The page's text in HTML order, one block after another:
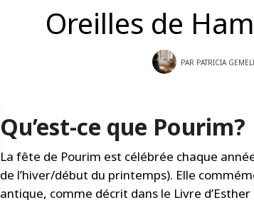
Oreilles de
PAR PATRICIA
Qu’est-ce que Pourim?
La fête de Pourim est célébrée chaque
de l’hiver/début du printemps). Elle
antique, comme décrit dans le Livre